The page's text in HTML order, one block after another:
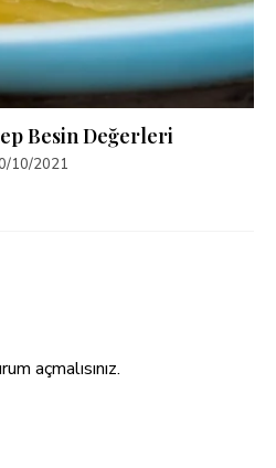
Besin Değerleri
10/2021
açmalısınız.